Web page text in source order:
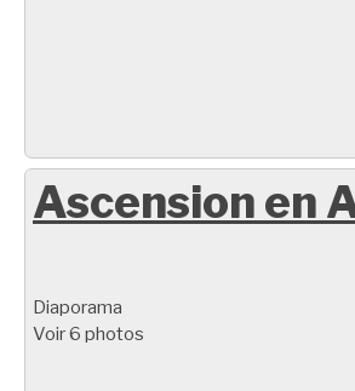
Ascension en
Diaporama
Voir 6 photos